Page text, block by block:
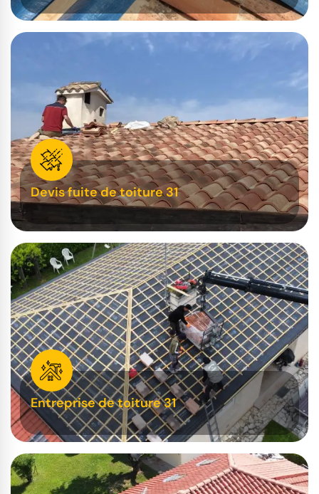
Devis fuite de toiture 31
Entreprise de toiture 31